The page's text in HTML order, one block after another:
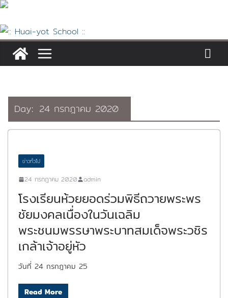
Skip
content
Day: 24 กรกฎาคม 2020
ข่าวทั่วไป
24 กรกฎาคม 2020 admin
โรงเรียนห้วยยอดร่วมพิธีถวายพระพร
ชัยมงคลเนื่องในวันเฉลิม
พระชนมพรรษาพระบาทสมเด็จพระวชิร
เกล้าเจ้าอยู่หัว
วันที่ 24 กรกฎาคม 25
Read More